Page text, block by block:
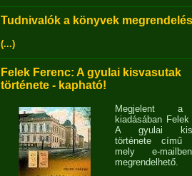
Tudnivalók a könyvek
(...)
Felek Ferenc: A gyulai kisvasutak
története - kapható!
Megjelent
kiadásában
A gyulai
története című
mely e-
megrendelhető.